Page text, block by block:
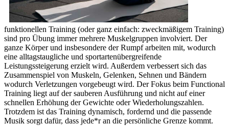
funktionellen Training (oder ganz einfach: zweckmäßigem Training)
sind pro Übung immer mehrere Muskelgruppen involviert. Der
ganze Körper und insbesondere der Rumpf arbeiten mit, wodurch
eine alltagstaugliche und sportartenübergreifende
Leistungssteigerung erzielt wird. Außerdem verbessert sich das
Zusammenspiel von Muskeln, Gelenken, Sehnen und Bändern
wodurch Verletzungen vorgebeugt wird. Der Fokus beim Functional
Training liegt auf der sauberen Ausführung und nicht auf einer
schnellen Erhöhung der Gewichte oder Wiederholungszahlen.
Trotzdem ist das Training dynamisch, fordernd und die passende
Musik sorgt dafür, dass jede*r an die persönliche Grenze kommt.